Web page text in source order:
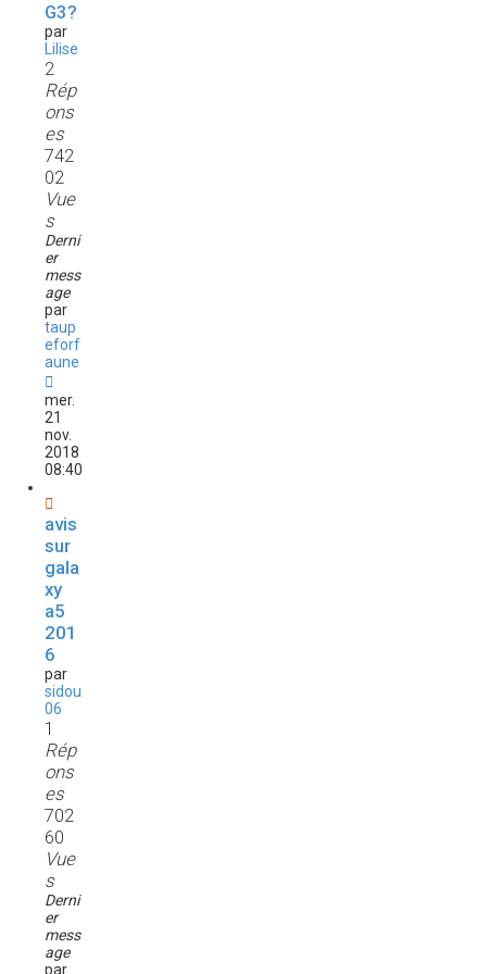
G3?
par
Lilise
2
Rép
ons
es
742
02
Vue
s
Derni
er
mess
age
par
taup
eforf
aune
mer.
21
nov.
2018
08:40
avis
sur
gala
xy
a5
201
6
par
sidou
06
1
Rép
ons
es
702
60
Vue
s
Derni
er
mess
age
par